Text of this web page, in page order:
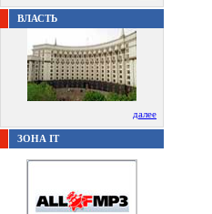
ВЛАСТЬ
далее
ЗОНА IT